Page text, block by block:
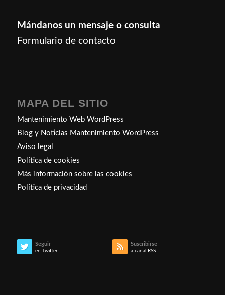
Mándanos un mensaje o consulta
Formulario de contacto
MAPA DEL SITIO
Mantenimiento Web WordPress
Blog y Noticias Mantenimiento WordPress
Aviso legal
Política de cookies
Más información sobre las cookies
Política de privacidad
Seguir
en Twitter
Suscribirse
a canal RSS